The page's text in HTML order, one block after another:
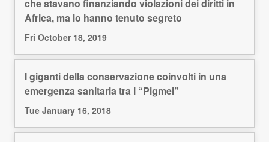
che stavano finanziando violazioni dei diritti in
Africa, ma lo hanno tenuto segreto
Fri October 18, 2019
I giganti della conservazione coinvolti in una
emergenza sanitaria tra i “Pigmei”
Tue January 16, 2018